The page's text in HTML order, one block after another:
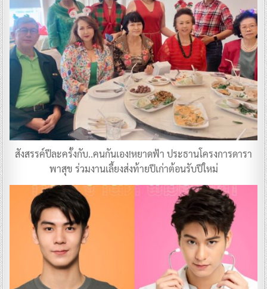
สังสรรค์ปีละครั้งกับ..คนกันเอง!หยาดฟ้า ประธานโครงการดารา
พาสุข ร่วมงานเลี้ยงส่งท้ายปีเก่าต้อนรับปีใหม่